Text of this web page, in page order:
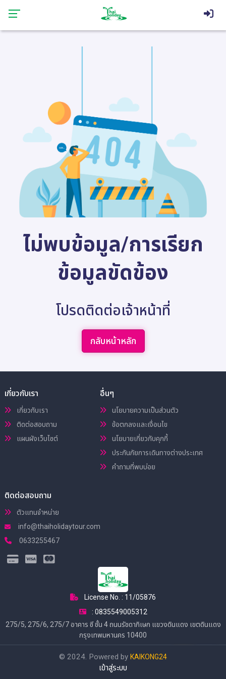
ไม่พบข้อมูล/การเรียก
ข้อมูลขัดข้อง
โปรดติดต่อเจ้าหน้าที่
กลับหน้าหลัก
เกี่ยวกับเรา
เกี่ยวกับเรา
ติดต่อสอบถาม
แผนผังเว็บไซต์
อื่นๆ
นโยบายความเป็นส่วนตัว
ข้อตกลงและเงื่อนไข
นโยบายเกี่ยวกับคุกกี้
ประกันภัยการเดินทางต่างประเทศ
คำถามที่พบบ่อย
ติดต่อสอบถาม
ตัวแทนจำหน่าย
info@thaiholidaytour.com
0633255467
License No. : 11/05876
: 0835549005312
275/5, 275/6, 275/7 อาคาร ซี ชั้น 4 ถนนรัชดาภิเษก แขวงดินแดง เขตดินแดง
กรุงเทพมหานคร 10400
© 2024. Powered by KAIKONG24
เข้าสู่ระบบ